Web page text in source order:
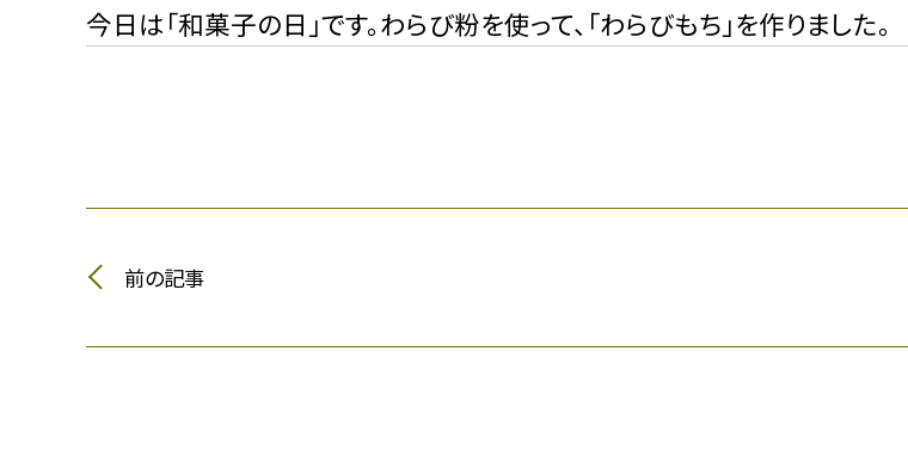
今日は「和菓子の日」です。わらび粉を使って、「わらびもち」を作りました。
前の記事